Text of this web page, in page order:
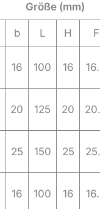
Größe (mm)
b L H F
16 100 16
20 125 20
25 150 25
16 100 16